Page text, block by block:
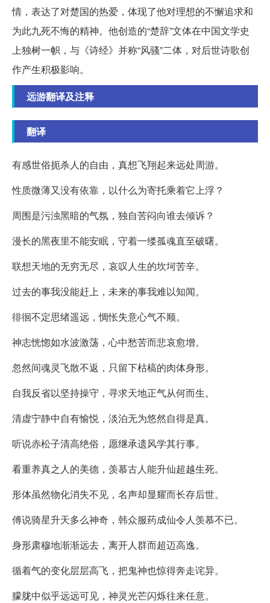
情，表达了对楚国的热爱，体现了他对理想的不懈追求和
为此九死不悔的精神。他创造的“楚辞”文体在中国文学史
上独树一帜，与《诗经》并称“风骚”二体，对后世诗歌创
作产生积极影响。
远游翻译及注释
翻译
有感世俗扼杀人的自由，真想飞翔起来远处周游。
性质微薄又没有依靠，以什么为寄托乘着它上浮？
周围是污浊黑暗的气氛，独自苦闷向谁去倾诉？
漫长的黑夜里不能安眠，守着一缕孤魂直至破曙。
联想天地的无穷无尽，哀叹人生的坎坷苦辛。
过去的事我没能赶上，未来的事我难以知闻。
徘徊不定思绪遥远，惆怅失意心气不顺。
神志恍惚如水波激荡，心中愁苦而悲哀愈增。
忽然间魂灵飞散不返，只留下枯槁的肉体身形。
自我反省以坚持操守，寻求天地正气从何而生。
清虚宁静中自有愉悦，淡泊无为悠然自得是真。
听说赤松子清高绝俗，愿继承遗风学其行事。
看重养真之人的美德，羡慕古人能升仙超越生死。
形体虽然物化消失不见，名声却显耀而长存后世。
傅说骑星升天多么神奇，韩众服药成仙令人羡慕不已。
身形肃穆地渐渐远去，离开人群而超迈高逸。
循着气的变化层层高飞，把鬼神也惊得奔走诧异。
朦胧中似乎远远可见，神灵光芒闪烁往来任意。